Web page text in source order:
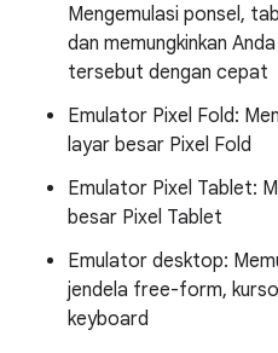
Mengemulasi ponsel,
dan memungkinkan
tersebut dengan cepat
Emulator Pixel Fold:
layar besar Pixel Fold
Emulator Pixel Tablet:
besar Pixel Tablet
Emulator desktop:
jendela free-form,
keyboard